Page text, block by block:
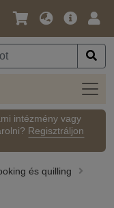
Nyelv
Pénznem
Fő
intézmény vagy
Regisztráljon
és quilling